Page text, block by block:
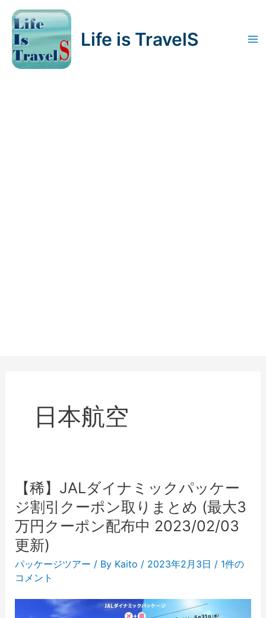
Life is TravelS
日本航空
【稀】JALダイナミックパッケー
ジ割引クーポン取りまとめ (最大3
万円クーポン配布中 2023/02/03
更新)
パッケージツアー / By Kaito / 2023年2月3日 / 1件の
コメント